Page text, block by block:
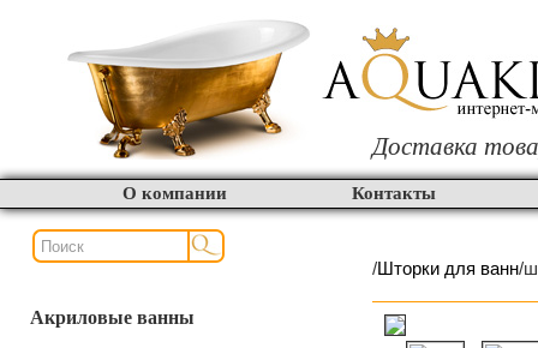
Доставка
О компании Контакты
Акриловые ванны
/Шторки для ванн/